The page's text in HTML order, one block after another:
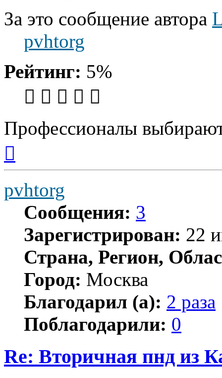
За это сообщение автора
pvhtorg
Рейтинг: 5%
Профессионалы
началу
pvhtorg
Сообщения: 3
Зарегистрирован: 22
Страна, Регион,
Город: Москва
Благодарил (а): 2 раза
Поблагодарили: 0
Re: Вторичная пнд из